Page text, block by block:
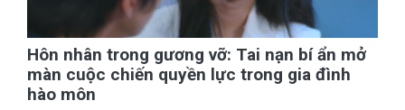
Hôn nhân trong gương vỡ: Tai nạn bí ẩn mở
màn cuộc chiến quyền lực trong gia đình
hào môn